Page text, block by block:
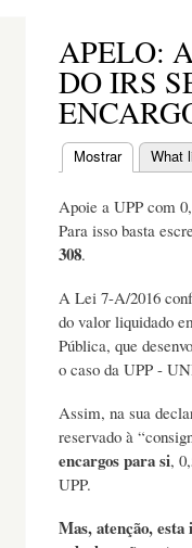
APELO:
DO IRS
Separadores
Mostrar What
Apoie a UPP com
Para isso basta
308.
A Lei 7-A/2016
do valor liquidado
Pública, que
o caso da UPP -
Assim, na sua
reservado à
encargos para si,
UPP.
Mas, atenção,